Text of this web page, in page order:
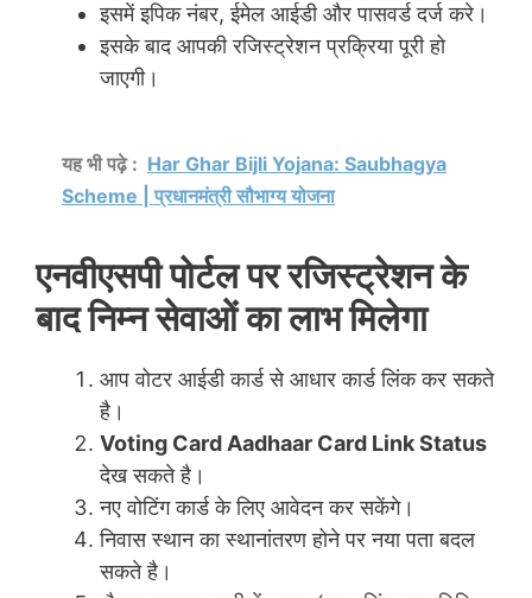
इसमें इपिक नंबर, ईमेल आईडी और पासवर्ड दर्ज करे।
इसके बाद आपकी रजिस्ट्रेशन प्रक्रिया पूरी हो
जाएगी।
यह भी पढ़े : Har Ghar Bijli Yojana: Saubhagya
Scheme | प्रधानमंत्री सौभाग्य योजना
एनवीएसपी पोर्टल पर रजिस्ट्रेशन के
बाद निम्न सेवाओं का लाभ मिलेगा
आप वोटर आईडी कार्ड से आधार कार्ड लिंक कर सकते
है।
Voting Card Aadhaar Card Link Status
देख सकते है।
नए वोटिंग कार्ड के लिए आवेदन कर सकेंगे।
निवास स्थान का स्थानांतरण होने पर नया पता बदल
सकते है।